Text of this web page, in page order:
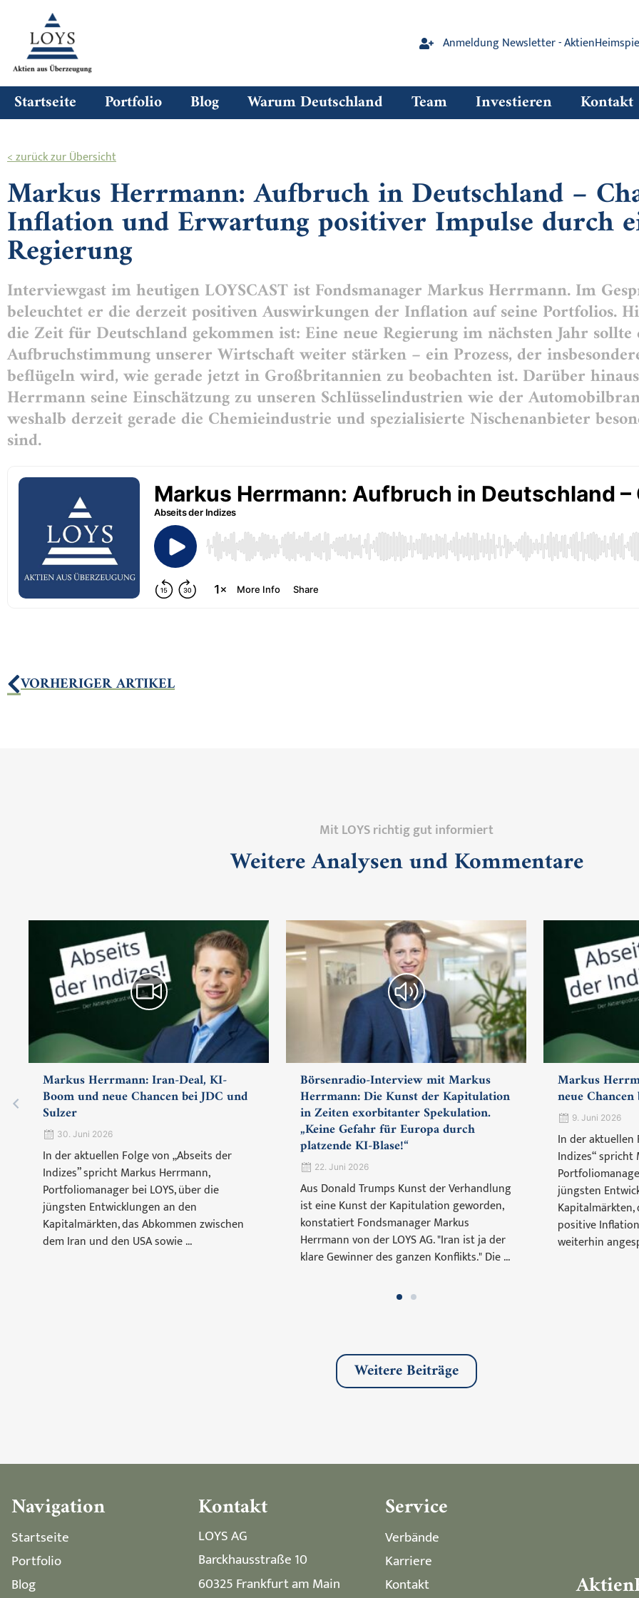
Anmeldung Newsletter -
Startseite Portfolio Blog Warum Deutschland Team Investieren Kontakt
< zurück zur Übersicht
Markus Herrmann: Aufbruch in Deutschland –
Inflation und Erwartung positiver Impulse durch
Regierung
Interviewgast im heutigen LOYSCAST ist Fondsmanager Markus Herrmann. Im
beleuchtet er die derzeit positiven Auswirkungen der Inflation auf seine Portfolios.
die Zeit für Deutschland gekommen ist: Eine neue Regierung im nächsten Jahr sollte
Aufbruchstimmung unserer Wirtschaft weiter stärken – ein Prozess, der
beflügeln wird, wie gerade jetzt in Großbritannien zu beobachten ist. Darüber
Herrmann seine Einschätzung zu unseren Schlüsselindustrien wie der
weshalb derzeit gerade die Chemieindustrie und spezialisierte Nischenanbieter
sind.
VORHERIGER ARTIKEL
Mit LOYS richtig gut informiert
Weitere Analysen und Kommentare
Markus Herrmann: Iran-Deal, KI-
Boom und neue Chancen bei JDC und
Sulzer
30. Juni 2026
In der aktuellen Folge von „Abseits der
Indizes” spricht Markus Herrmann,
Portfoliomanager bei LOYS, über die
jüngsten Entwicklungen an den
Kapitalmärkten, das Abkommen zwischen
dem Iran und den USA sowie ...
Börsenradio-Interview mit Markus
Herrmann: Die Kunst der Kapitulation
in Zeiten exorbitanter Spekulation.
„Keine Gefahr für Europa durch
platzende KI-Blase!“
22. Juni 2026
Aus Donald Trumps Kunst der Verhandlung
ist eine Kunst der Kapitulation geworden,
konstatiert Fondsmanager Markus
Herrmann von der LOYS AG. "Iran ist ja der
klare Gewinner des ganzen Konflikts." Die ...
Markus
neue
9. Juni 2026
In der aktuellen
Indizes“ spricht
jüngsten
Kapitalmärkten,
positive
weiterhin
Weitere Beiträge
Navigation
Startseite
Portfolio
Blog
Kontakt
LOYS AG
Barckhausstraße 10
60325 Frankfurt am Main
Service
Verbände
Karriere
Kontakt